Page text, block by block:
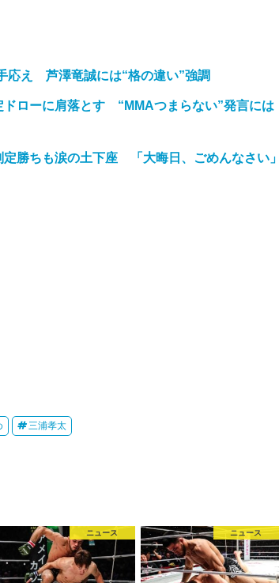
応え 芦澤竜誠には“格の違い”強調
ローに肩落とす “MMAつまらない”発言には
勝ちも涙の土下座 「大晦日、ごめんなさい」
三浦孝太
ニュース ニュース